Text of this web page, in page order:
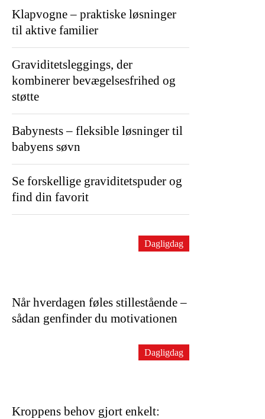
Klapvogne – praktiske løsninger
til aktive familier
Graviditetsleggings, der
kombinerer bevægelsesfrihed og
støtte
Babynests – fleksible løsninger til
babyens søvn
Se forskellige graviditetspuder og
find din favorit
Når hverdagen føles stillestående –
sådan genfinder du motivationen
Dagligdag
Kroppens behov gjort enkelt:
Dagligdag